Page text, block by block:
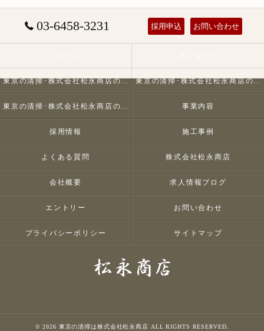
03-6458-3231 採用申込 お問い合わせ
東京の清掃･株式会社松永商店の口コミ情報 東京の清掃･株式会社松永商店の評判
東京の清掃･株式会社松永商店のお客様の声 事業内容
採用情報 施工事例
よくある質問 株式会社松永商店
会社概要 求人情報ブログ
エントリー お問い合わせ
プライバシーポリシー サイトマップ
© 2026 東京の清掃は株式会社松永商店 ALL RIGHTS RESERVED.